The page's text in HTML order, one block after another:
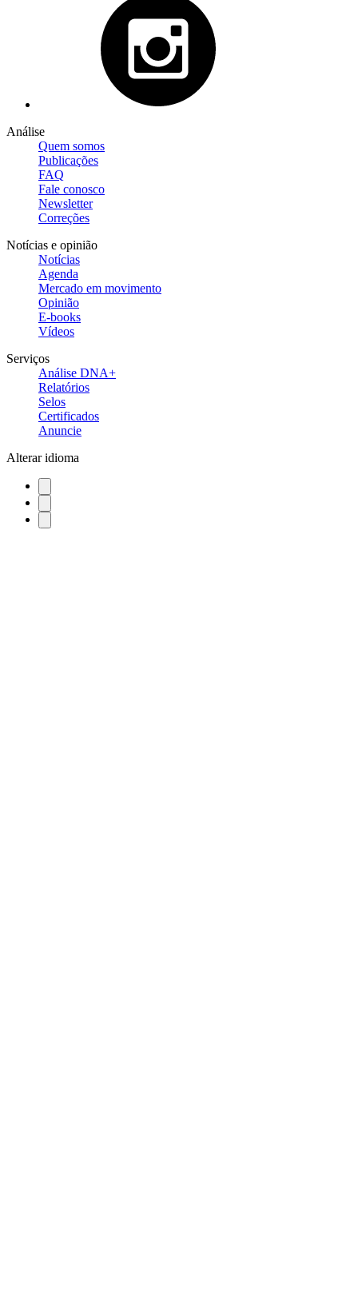
Análise
Quem somos
Publicações
FAQ
Fale conosco
Newsletter
Correções
Notícias e opinião
Notícias
Agenda
Mercado em movimento
Opinião
E-books
Vídeos
Serviços
Análise DNA+
Relatórios
Selos
Certificados
Anuncie
Alterar idioma